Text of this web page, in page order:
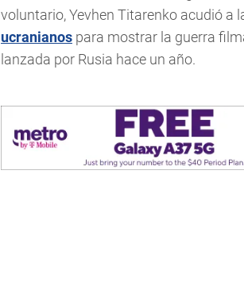
voluntario, Yevhen Titarenko acudió a
ucranianos para mostrar la guerra
lanzada por Rusia hace un año.